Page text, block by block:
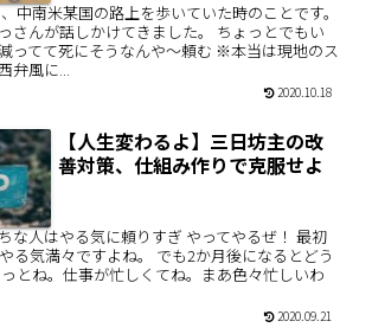
中南米某国の路上を歩いていた時のことです。
さんが話しかけてきました。 ちょっとでもい
ってて死にそうなんや～頼む ※本当は現地のス
弁風に...
2020.10.18
【人生変わるよ】三日坊主の改
善対策、仕組み作りで克服せよ
な人はやる気に頼りすぎ やってやるぜ！ 最初
る気満々ですよね。 でも2か月後になるとどう
とね。仕事が忙しくてね。まあ色々忙しいわ
2020.09.21